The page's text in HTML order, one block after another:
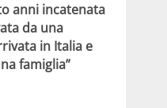
anni incatenata
da una
in Italia e
famiglia”